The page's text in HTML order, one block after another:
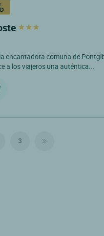
encantadora comuna de
a los viajeros una auténtica...
3